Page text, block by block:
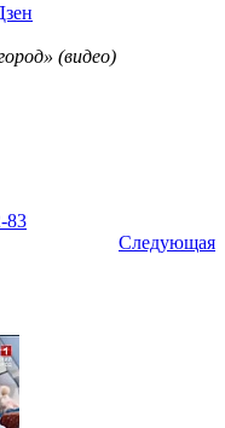
(видео)
83
Следующая